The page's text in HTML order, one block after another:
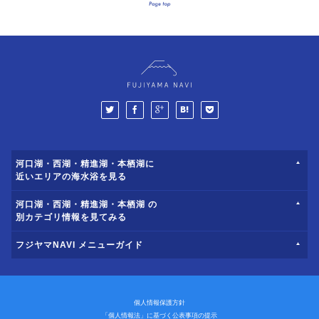
河口湖・西湖・精進湖・本栖湖に
近いエリアの海水浴を見る
河口湖・西湖・精進湖・本栖湖 の
別カテゴリ情報を見てみる
フジヤマNAVI メニューガイド
個人情報保護方針
「個人情報法」に基づく公表事項の提示